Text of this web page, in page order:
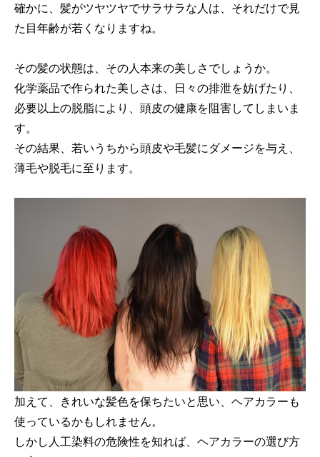
確かに、髪がツヤツヤでサラサラな人は、それだけで見
た目年齢が若くなりますね。
その髪の状態は、その人本来の美しさでしょうか。
化学薬品で作られた美しさは、日々の排泄を妨げたり、
必要以上の脱脂により、頭皮の健康を阻害してしまいま
す。
その結果、若いうちから頭皮や毛髪にダメージを与え、
薄毛や脱毛に至ります。
加えて、きれいな髪色を保ちたいと思い、ヘアカラーも
使っているかもしれません。
しかし人工染料の危険性を知れば、ヘアカラーの選び方